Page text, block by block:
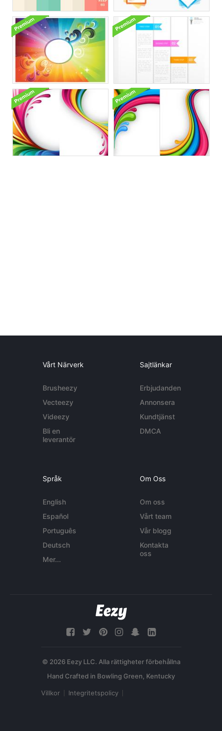
Vårt Närverk
Brusheezy
Vecteezy
Videezy
Bli en
leverantör
Sajtlänkar
Erbjudanden
Annonsera
Kundtjänst
DMCA
Språk
English
Español
Português
Deutsch
Mer...
Om Oss
Om oss
Vårt team
Vår blogg
Kontakta
oss
© 2026 Eezy LLC. Alla rättigheter förbehållna
Villkor Integritetspolicy